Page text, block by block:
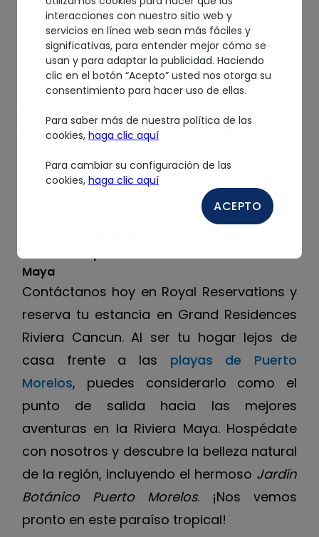
adorna los bellos escenarios de la selva y
crean un remanso de tranquilidad para los
amantes de la naturaleza, dentro del
Jardín Botánico Puerto Morelos. Observa
también las pequeñas y grandes especies
monos araña y, con suerte, quizá puedas
Maya
Contáctanos hoy en Royal Reservations y
reserva tu estancia en Grand Residences
Riviera Cancun. Al ser tu hogar lejos de
casa frente a las playas de Puerto
Morelos, puedes considerarlo como el
punto de salida hacia las mejores
aventuras en la Riviera Maya. Hospédate
con nosotros y descubre la belleza natural
de la región, incluyendo el hermoso Jardín
Botánico Puerto Morelos. ¡Nos vemos
pronto en este paraíso tropical!
interacciones con nuestro sitio web y
servicios en línea web sean más fáciles y
significativas, para entender mejor cómo se
usan y para adaptar la publicidad. Haciendo
clic en el botón “Acepto” usted nos otorga su
consentimiento para hacer uso de ellas.
Para saber más de nuestra política de las
cookies, haga clic aquí
Para cambiar su configuración de las
cookies, haga clic aquí
ACEPTO